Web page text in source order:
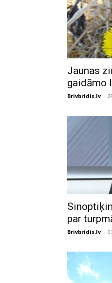
Jaunas
gaidāmo
Brivbridis.lv -
par
Brivbridis.lv -